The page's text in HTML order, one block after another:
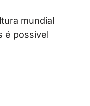
mundial
é possível